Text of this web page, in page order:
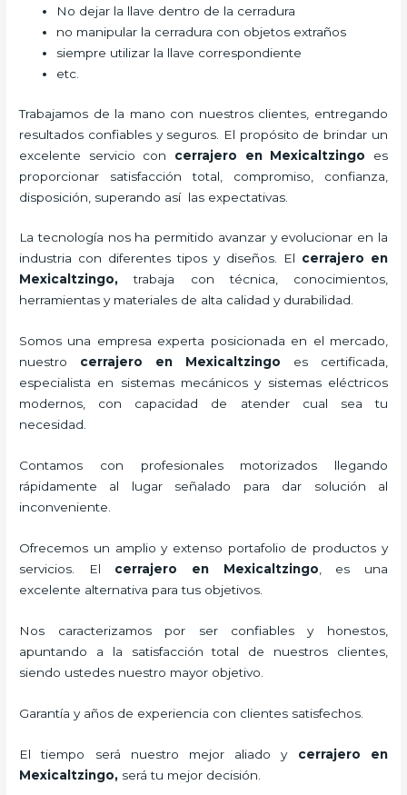
No dejar la llave dentro de la cerradura
no manipular la cerradura con objetos extraños
siempre utilizar la llave correspondiente
etc.
Trabajamos de la mano con nuestros clientes, entregando
resultados confiables y seguros. El propósito de brindar un
excelente servicio con cerrajero en Mexicaltzingo es
proporcionar satisfacción total, compromiso, confianza,
disposición, superando así las expectativas.
La tecnología nos ha permitido avanzar y evolucionar en la
industria con diferentes tipos y diseños. El cerrajero en
Mexicaltzingo,trabaja con técnica, conocimientos,
herramientas y materiales de alta calidad y durabilidad.
Somos una empresa experta posicionada en el mercado,
nuestro cerrajero en Mexicaltzingo es certificada,
especialista en sistemas mecánicos y sistemas eléctricos
modernos, con capacidad de atender cual sea tu
necesidad.
Contamos con profesionales motorizados llegando
rápidamente al lugar señalado para dar solución al
inconveniente.
Ofrecemos un amplio y extenso portafolio de productos y
servicios. El cerrajero en Mexicaltzingo , es una
excelente alternativa para tus objetivos.
Nos caracterizamos por ser confiables y honestos,
apuntando a la satisfacción total de nuestros clientes,
siendo ustedes nuestro mayor objetivo.
Garantía y años de experiencia con clientes satisfechos.
El tiempo será nuestro mejor aliado y cerrajero en
Mexicaltzingo, será tu mejor decisión.